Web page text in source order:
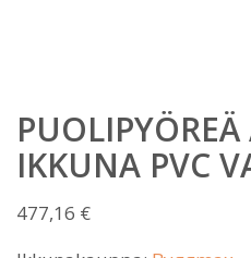
IKKUNA PVC
477,16 €